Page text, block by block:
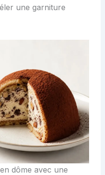
une garniture
dôme avec une